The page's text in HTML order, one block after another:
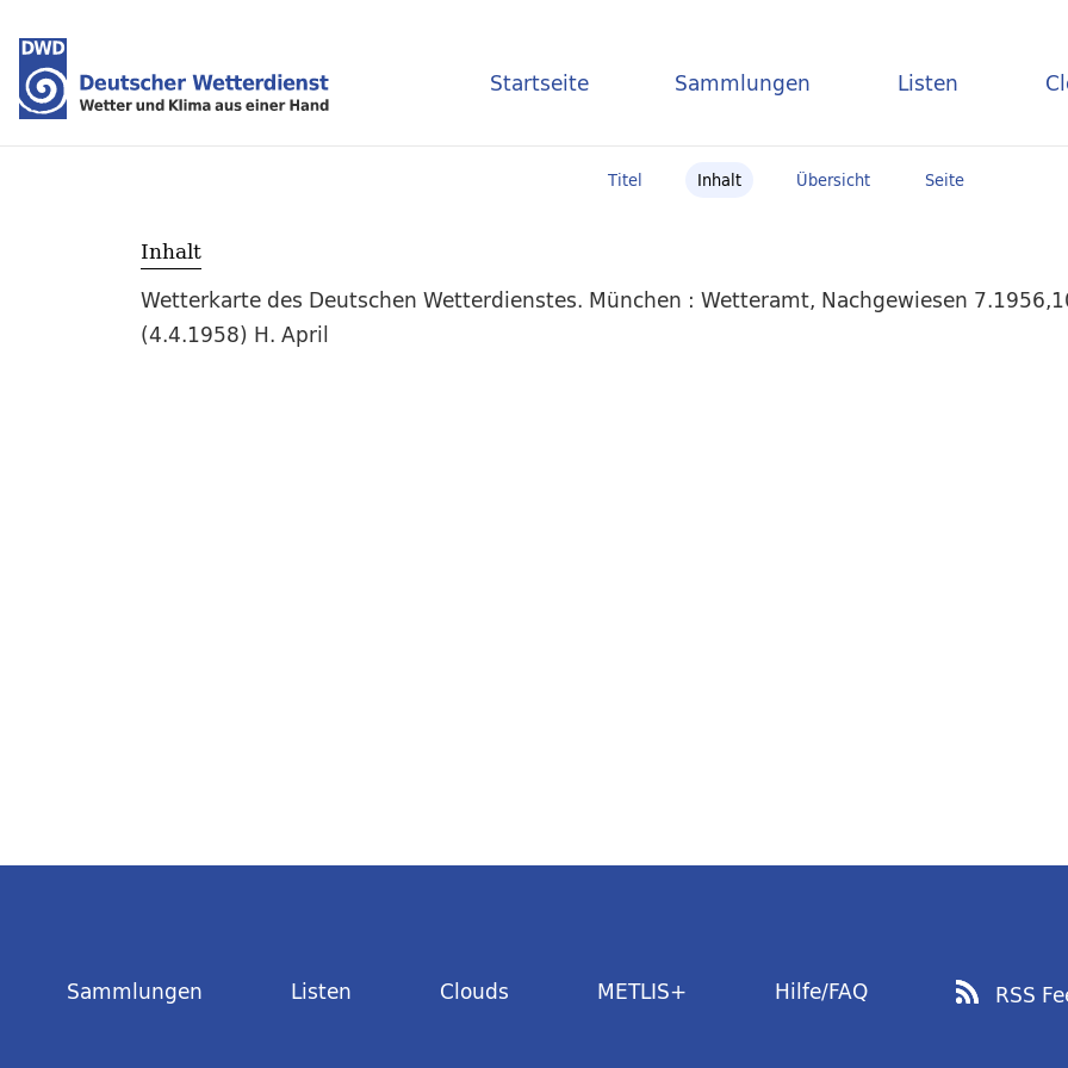
Startseite Sammlungen Listen
Titel Inhalt Übersicht Seite
Inhalt
Wetterkarte des Deutschen Wetterdienstes. München : Wetteramt, Nachgewiesen
(4.4.1958) H. April
Sammlungen Listen Clouds METLIS+ Hilfe/FAQ RSS